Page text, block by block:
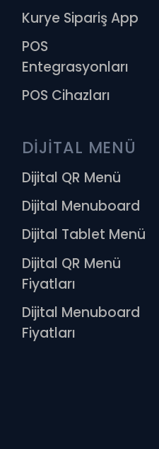
Kurye Sipariş App
POS
Entegrasyonları
POS Cihazları
DİJİTAL MENÜ
Dijital QR Menü
Dijital Menuboard
Dijital Tablet Menü
Dijital QR Menü
Fiyatları
Dijital Menuboard
Fiyatları